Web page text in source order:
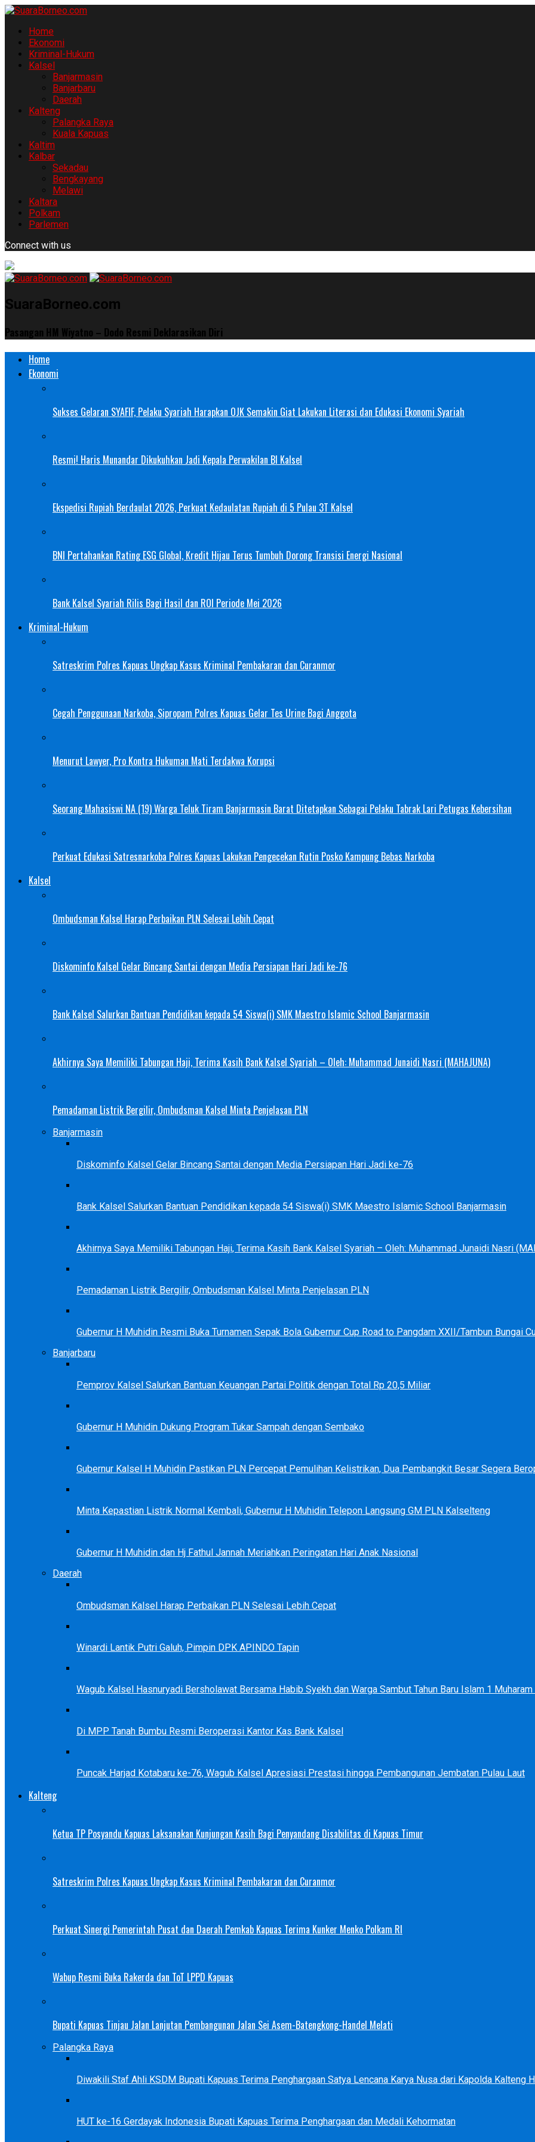
Home
Ekonomi
Kriminal-Hukum
Kalsel
Banjarmasin
Banjarbaru
Daerah
Kalteng
Palangka Raya
Kuala Kapuas
Kaltim
Kalbar
Sekadau
Bengkayang
Melawi
Kaltara
Polkam
Parlemen
Connect with us
SuaraBorneo.com
Pasangan HM Wiyatno – Dodo Resmi Deklarasikan Diri
Home
Ekonomi
Sukses Gelaran SYAFIF, Pelaku Syariah Harapkan OJK Semakin Giat Lakukan Literasi dan Edukasi Ekonomi Syariah
Resmi! Haris Munandar Dikukuhkan Jadi Kepala Perwakilan BI Kalsel
Ekspedisi Rupiah Berdaulat 2026, Perkuat Kedaulatan Rupiah di 5 Pulau 3T Kalsel
BNI Pertahankan Rating ESG Global, Kredit Hijau Terus Tumbuh Dorong Transisi Energi Nasional
Bank Kalsel Syariah Rilis Bagi Hasil dan ROI Periode Mei 2026
Kriminal-Hukum
Satreskrim Polres Kapuas Ungkap Kasus Kriminal Pembakaran dan Curanmor
Cegah Penggunaan Narkoba, Sipropam Polres Kapuas Gelar Tes Urine Bagi Anggota
Menurut Lawyer, Pro Kontra Hukuman Mati Terdakwa Korupsi
Seorang Mahasiswi NA (19) Warga Teluk Tiram Banjarmasin Barat Ditetapkan Sebagai Pelaku Tabrak Lari Petugas Kebersihan
Perkuat Edukasi Satresnarkoba Polres Kapuas Lakukan Pengecekan Rutin Posko Kampung Bebas Narkoba
Kalsel
Ombudsman Kalsel Harap Perbaikan PLN Selesai Lebih Cepat
Diskominfo Kalsel Gelar Bincang Santai dengan Media Persiapan Hari Jadi ke-76
Bank Kalsel Salurkan Bantuan Pendidikan kepada 54 Siswa(i) SMK Maestro Islamic School Banjarmasin
Akhirnya Saya Memiliki Tabungan Haji, Terima Kasih Bank Kalsel Syariah – Oleh: Muhammad Junaidi Nasri (MAHAJUNA)
Pemadaman Listrik Bergilir, Ombudsman Kalsel Minta Penjelasan PLN
Banjarmasin
Diskominfo Kalsel Gelar Bincang Santai dengan Media Persiapan Hari Jadi ke-76
Bank Kalsel Salurkan Bantuan Pendidikan kepada 54 Siswa(i) SMK Maestro Islamic School Banjarmasin
Akhirnya Saya Memiliki Tabungan Haji, Terima Kasih Bank Kalsel Syariah – Oleh: Muhammad Junaidi Nasri
Pemadaman Listrik Bergilir, Ombudsman Kalsel Minta Penjelasan PLN
Gubernur H Muhidin Resmi Buka Turnamen Sepak Bola Gubernur Cup Road to Pangdam XXII/Tambun Bungai
Banjarbaru
Pemprov Kalsel Salurkan Bantuan Keuangan Partai Politik dengan Total Rp 20,5 Miliar
Gubernur H Muhidin Dukung Program Tukar Sampah dengan Sembako
Gubernur Kalsel H Muhidin Pastikan PLN Percepat Pemulihan Kelistrikan, Dua Pembangkit Besar Segera
Minta Kepastian Listrik Normal Kembali, Gubernur H Muhidin Telepon Langsung GM PLN Kalselteng
Gubernur H Muhidin dan Hj Fathul Jannah Meriahkan Peringatan Hari Anak Nasional
Daerah
Ombudsman Kalsel Harap Perbaikan PLN Selesai Lebih Cepat
Winardi Lantik Putri Galuh, Pimpin DPK APINDO Tapin
Wagub Kalsel Hasnuryadi Bersholawat Bersama Habib Syekh dan Warga Sambut Tahun Baru Islam 1 Muharam
Di MPP Tanah Bumbu Resmi Beroperasi Kantor Kas Bank Kalsel
Puncak Harjad Kotabaru ke-76, Wagub Kalsel Apresiasi Prestasi hingga Pembangunan Jembatan Pulau Laut
Kalteng
Ketua TP Posyandu Kapuas Laksanakan Kunjungan Kasih Bagi Penyandang Disabilitas di Kapuas Timur
Satreskrim Polres Kapuas Ungkap Kasus Kriminal Pembakaran dan Curanmor
Perkuat Sinergi Pemerintah Pusat dan Daerah Pemkab Kapuas Terima Kunker Menko Polkam RI
Wabup Resmi Buka Rakerda dan ToT LPPD Kapuas
Bupati Kapuas Tinjau Jalan Lanjutan Pembangunan Jalan Sei Asem-Batengkong-Handel Melati
Palangka Raya
Diwakili Staf Ahli KSDM Bupati Kapuas Terima Penghargaan Satya Lencana Karya Nusa dari Kapolda Kalteng
HUT ke-16 Gerdayak Indonesia Bupati Kapuas Terima Penghargaan dan Medali Kehormatan